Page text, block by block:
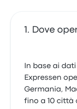
Dove
In base ai
Expressen
Germania,
fino a 10 città